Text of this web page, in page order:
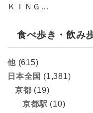
ＫＩＮＧ…
食べ歩き・飲み
他(615)
日本全国 (1,381)
京都 (19)
京都駅 (10)